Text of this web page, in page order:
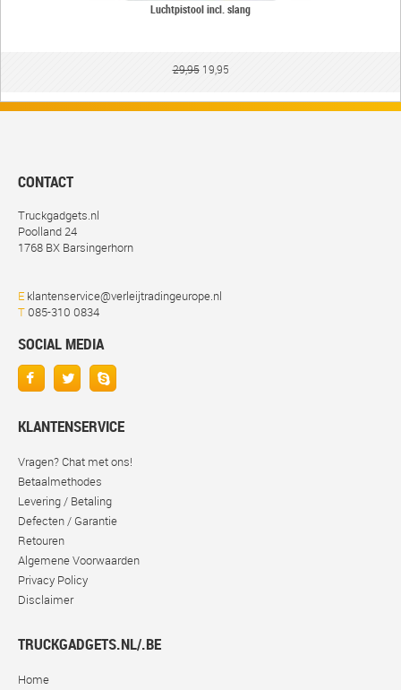
Luchtpistool incl. slang
29,9519,95
CONTACT
Truckgadgets.nl
Poolland 24
1768 BX Barsingerhorn
E klantenservice@verleijtradingeurope.nl
T085-310 0834
SOCIAL MEDIA
KLANTENSERVICE
Vragen? Chat met ons!
Betaalmethodes
Levering / Betaling
Defecten / Garantie
Retouren
Algemene Voorwaarden
Privacy Policy
Disclaimer
TRUCKGADGETS.NL/.BE
Home